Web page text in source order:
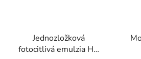
Jednozložková
fotocitlivá emulzia HS